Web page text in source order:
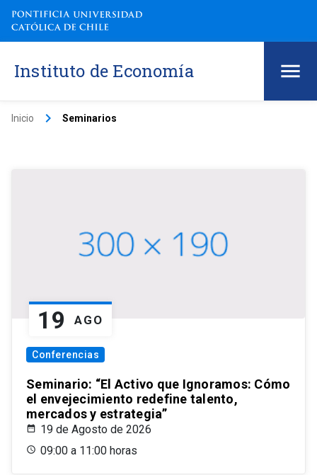
Instituto de Economía
Inicio keyboard_arrow_right Seminarios
19 AGO
Conferencias
Seminario: “El Activo que Ignoramos: Cómo
el envejecimiento redefine talento,
mercados y estrategia”
19 de Agosto de 2026
09:00 a 11:00 horas